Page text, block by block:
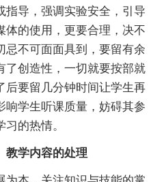
指导，强调实验安全，引导
体的使用，更要合理，决不
忌不可面面具到，要留有余
了创造性，一切就要按部就
后要留几分钟时间让学生再
响学生听课质量，妨碍其参
的热情。
教学内容的处理